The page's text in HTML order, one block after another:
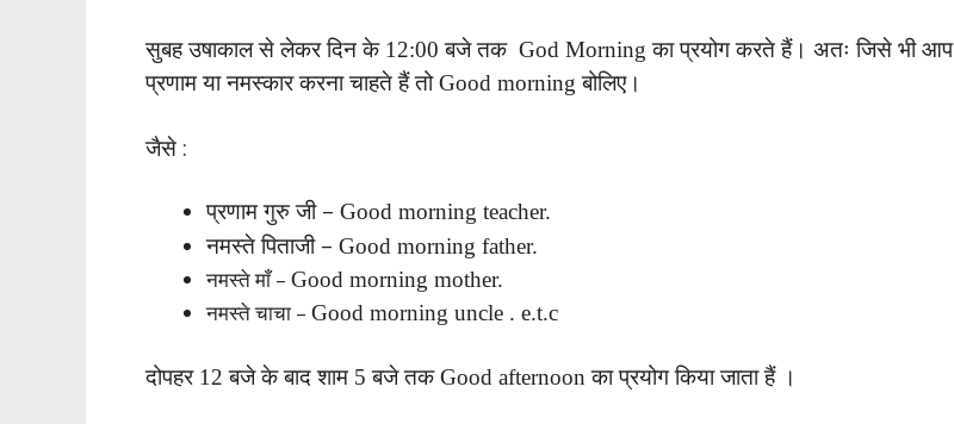
सुबह उषाकाल से लेकर दिन के 12:00 बजे तक God Morning का प्रयोग करते हैं। अतः जिसे भी आप
प्रणाम या नमस्कार करना चाहते हैं तो Good morning बोलिए।
जैसे :
प्रणाम गुरु जी – Good morning teacher.
नमस्ते पिताजी – Good morning father.
नमस्ते माँ – Good morning mother.
नमस्ते चाचा – Good morning uncle . e.t.c
दोपहर 12 बजे के बाद शाम 5 बजे तक Good afternoon का प्रयोग किया जाता हैं ।